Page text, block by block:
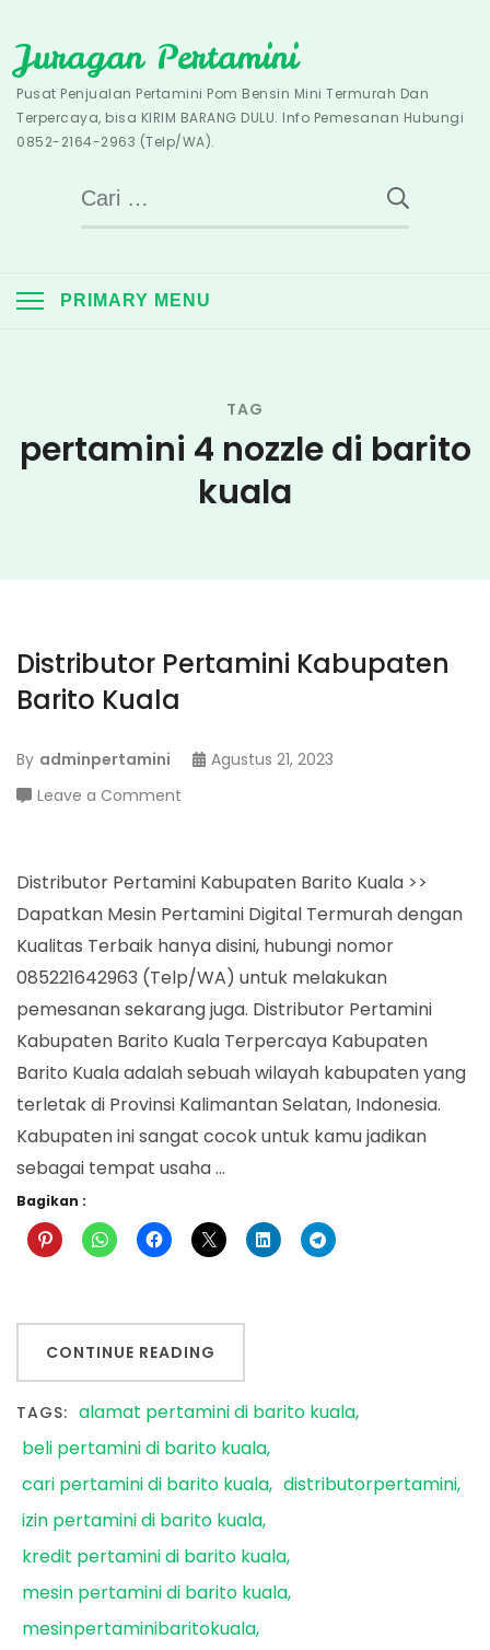
to
content
Juragan Pertamini
Pusat Penjualan Pertamini Pom Bensin Mini Termurah Dan
Terpercaya, bisa KIRIM BARANG DULU. Info Pemesanan Hubungi
0852-2164-2963 (Telp/WA).
Cari
untuk:
PRIMARY MENU
TAG
pertamini 4 nozzle di barito
kuala
Distributor Pertamini Kabupaten
Barito Kuala
By adminpertamini
Agustus 21, 2023
Leave a Comment
Kabupaten
Barito
Kuala
Distributor Pertamini Kabupaten Barito Kuala >>
Dapatkan Mesin Pertamini Digital Termurah dengan
Kualitas Terbaik hanya disini, hubungi nomor
085221642963 (Telp/WA) untuk melakukan
pemesanan sekarang juga. Distributor Pertamini
Kabupaten Barito Kuala Terpercaya Kabupaten
Barito Kuala adalah sebuah wilayah kabupaten yang
terletak di Provinsi Kalimantan Selatan, Indonesia.
Kabupaten ini sangat cocok untuk kamu jadikan
sebagai tempat usaha …
Bagikan :
CONTINUE READING
TAGS: alamat pertamini di barito kuala
beli pertamini di barito kuala
cari pertamini di barito kuala distributorpertamini
izin pertamini di barito kuala
kredit pertamini di barito kuala
mesin pertamini di barito kuala
mesinpertaminibaritokuala